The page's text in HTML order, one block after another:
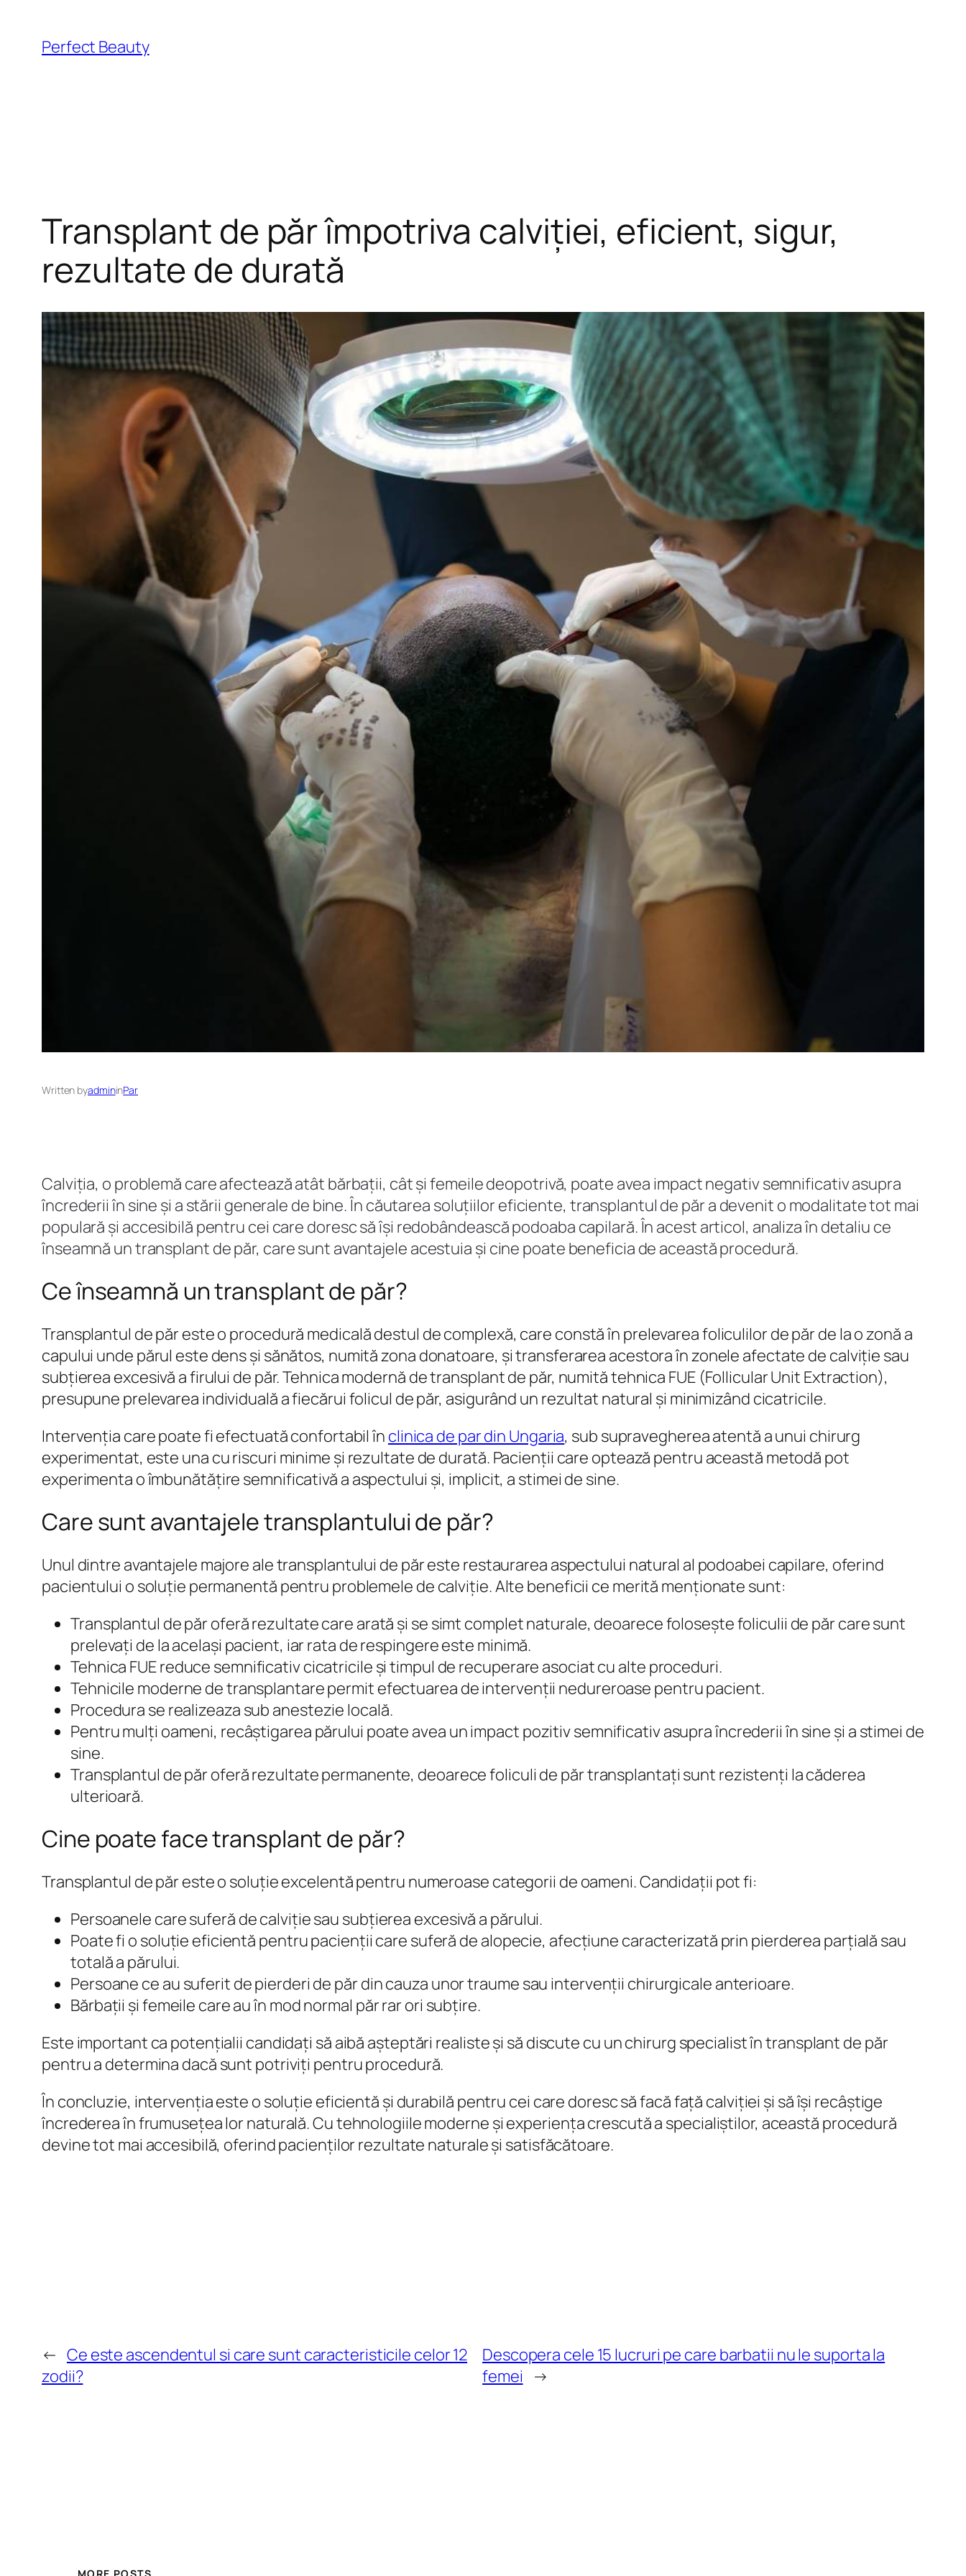
content
Perfect Beauty
Transplant de păr împotriva calviției, eficient, sigur,
rezultate de durată
Written byadmininPar
Calviția, o problemă care afectează atât bărbații, cât și femeile deopotrivă, poate avea impact negativ semnificativ asupra
încrederii în sine și a stării generale de bine. În căutarea soluțiilor eficiente, transplantul de păr a devenit o modalitate tot mai
populară și accesibilă pentru cei care doresc să își redobândească podoaba capilară. În acest articol, analiza în detaliu ce
înseamnă un transplant de păr, care sunt avantajele acestuia și cine poate beneficia de această procedură.
Ce înseamnă un transplant de păr?
Transplantul de păr este o procedură medicală destul de complexă, care constă în prelevarea foliculilor de păr de la o zonă a
capului unde părul este dens și sănătos, numită zona donatoare, și transferarea acestora în zonele afectate de calviție sau
subțierea excesivă a firului de păr. Tehnica modernă de transplant de păr, numită tehnica FUE (Follicular Unit Extraction),
presupune prelevarea individuală a fiecărui folicul de păr, asigurând un rezultat natural și minimizând cicatricile.
Intervenția care poate fi efectuată confortabil în clinica de par din Ungaria, sub supravegherea atentă a unui chirurg
experimentat, este una cu riscuri minime și rezultate de durată. Pacienții care optează pentru această metodă pot
experimenta o îmbunătățire semnificativă a aspectului și, implicit, a stimei de sine.
Care sunt avantajele transplantului de păr?
Unul dintre avantajele majore ale transplantului de păr este restaurarea aspectului natural al podoabei capilare, oferind
pacientului o soluție permanentă pentru problemele de calviție. Alte beneficii ce merită menționate sunt:
Transplantul de păr oferă rezultate care arată și se simt complet naturale, deoarece folosește foliculii de păr care sunt
prelevați de la același pacient, iar rata de respingere este minimă.
Tehnica FUE reduce semnificativ cicatricile și timpul de recuperare asociat cu alte proceduri.
Tehnicile moderne de transplantare permit efectuarea de intervenții nedureroase pentru pacient.
Procedura se realizeaza sub anestezie locală.
Pentru mulți oameni, recâștigarea părului poate avea un impact pozitiv semnificativ asupra încrederii în sine și a stimei de
sine.
Transplantul de păr oferă rezultate permanente, deoarece foliculi de păr transplantați sunt rezistenți la căderea
ulterioară.
Cine poate face transplant de păr?
Transplantul de păr este o soluție excelentă pentru numeroase categorii de oameni. Candidații pot fi:
Persoanele care suferă de calviție sau subțierea excesivă a părului.
Poate fi o soluție eficientă pentru pacienții care suferă de alopecie, afecțiune caracterizată prin pierderea parțială sau
totală a părului.
Persoane ce au suferit de pierderi de păr din cauza unor traume sau intervenții chirurgicale anterioare.
Bărbații și femeile care au în mod normal păr rar ori subțire.
Este important ca potențialii candidați să aibă așteptări realiste și să discute cu un chirurg specialist în transplant de păr
pentru a determina dacă sunt potriviți pentru procedură.
În concluzie, intervenția este o soluție eficientă și durabilă pentru cei care doresc să facă față calviției și să își recâștige
încrederea în frumusețea lor naturală. Cu tehnologiile moderne și experiența crescută a specialiștilor, această procedură
devine tot mai accesibilă, oferind pacienților rezultate naturale și satisfăcătoare.
← Ce este ascendentul si care sunt caracteristicile celor 12
zodii?
Descopera cele 15 lucruri pe care barbatii nu le suporta la
femei →
MORE POSTS